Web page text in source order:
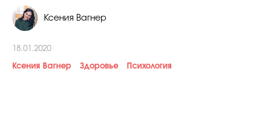
Снимает и тестирует редакция
Ксения Вагнер
18.01.2020
Ксения Вагнер Здоровье Психология